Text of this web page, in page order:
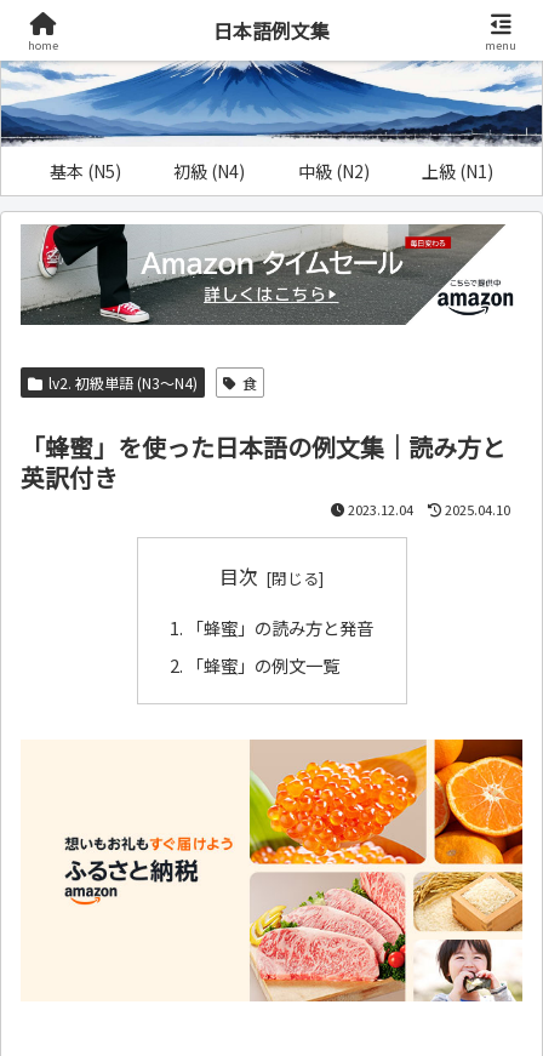
基本 (N5) 初級 (N4) 中級 (N2) 上級 (N1)
lv2. 初級単語 (N3～N4) 食
「蜂蜜」を使った日本語の例文集｜読み方と
英訳付き
2023.12.04 2025.04.10
目次
「蜂蜜」の読み方と発音
「蜂蜜」の例文一覧
home
日本語例文集
menu